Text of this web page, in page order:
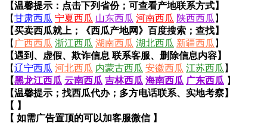
【温馨提示：点击下列省份；可查看产地联系方式】
【甘肃西瓜 宁夏西瓜 山东西瓜 河南西瓜 陕西西瓜 】
【买卖西瓜就上；《西瓜产地网》百度搜索；查找】
【 广西西瓜 浙江西瓜 湖南西瓜 湖北西瓜 新疆西瓜 】
【遇到、虚假、欺诈信息 联系客服、删除信息内容】
【辽宁西瓜 河北西瓜 内蒙古西瓜 安徽西瓜 江苏西瓜 】
【黑龙江西瓜 云南西瓜 吉林西瓜 海南西瓜 广东西瓜 】
【温馨提示；找西瓜代办；多方电话联系、实地考察】
【 】
【 如需广告置顶的可以加客服微信 】